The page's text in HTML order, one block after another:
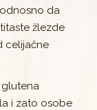
da
žlezde
celijačne
glutena
i zato osobe